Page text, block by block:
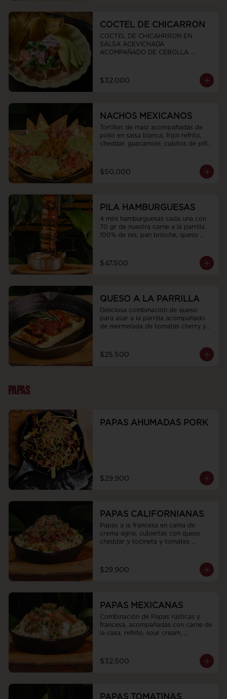
COCTEL DE CHICARRON
COCTEL DE CHICAHRRON EN
SALSA ACEVICHADA
ACOMPAÑADO DE CEBOLLA
$32.000
NACHOS MEXICANOS
Tortillas de maíz acompañadas de
pollo en salsa blanca, frijol refrito,
cheddar, guacamole, cubitos de piña
$50.000
PILA HAMBURGUESAS
4 mini hamburguesas cada una con
70 gr de nuestra carne a la parrilla
100% de res, pan brioche, queso
salsa de la casa de tu elección, bbq
demiglas con topping crocante de
$47.500
QUESO A LA PARRILLA
Deliciosa combinación de queso
para asar a la parrilla acompañado
de mermelada de tomates cherry y
$25.500
PAPAS
PAPAS AHUMADAS PORK
$29.900
PAPAS CALIFORNIANAS
Papas a la francesa en cama de
crema agria, cubiertas con queso
cheddar y tocineta y tomates
$29.900
PAPAS MEXICANAS
Combinación de Papas rústicas y
francesa, acompañadas con carne de
la casa, refrito, sour cream,
$32.500
PAPAS TOMATINAS